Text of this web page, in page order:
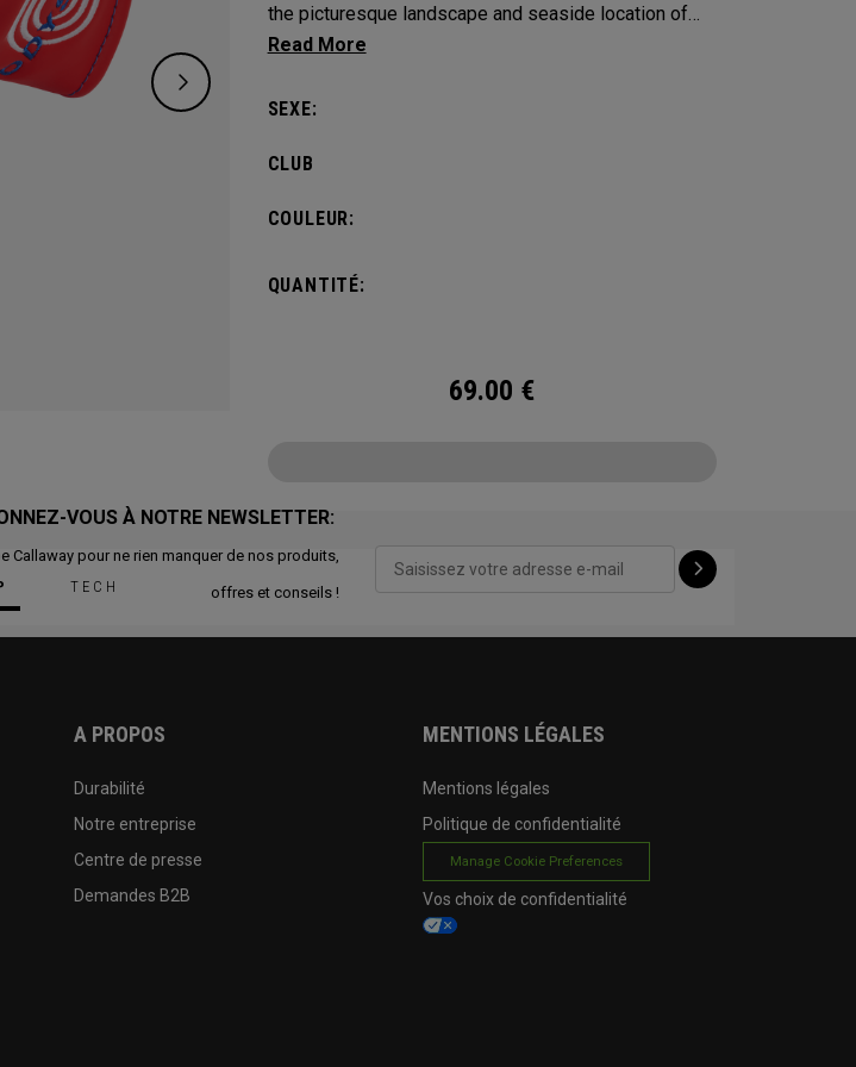
the picturesque landscape and seaside location of
Torrey Pines, along with a classic red, white and blue
SEXE:
CLUB
COULEUR:
QUANTITÉ:
69.00 €
TECH
VOUS À NOTRE NEWSLETTER:
Callaway pour ne rien manquer de nos produits,
offres et conseils !
A PROPOS
Durabilité
Notre entreprise
Centre de presse
Demandes B2B
MENTIONS LÉGALES
Mentions légales
Politique de confidentialité
Manage Cookie Preferences
Vos choix de confidentialité